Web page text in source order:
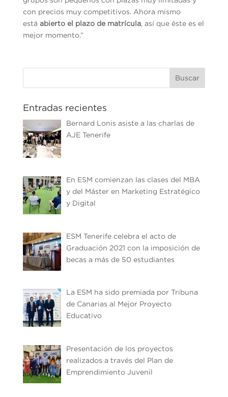
con precios muy competitivos. Ahora mismo
está abierto el plazo de matrícula, así que éste es el
mejor momento.”
Entradas recientes
Bernard Lonis asiste a las charlas de
AJE Tenerife
En ESM comienzan las clases del MBA
y del Máster en Marketing Estratégico
y Digital
ESM Tenerife celebra el acto de
Graduación 2021 con la imposición de
becas a más de 50 estudiantes
La ESM ha sido premiada por Tribuna
de Canarias al Mejor Proyecto
Educativo
Presentación de los proyectos
realizados a través del Plan de
Emprendimiento Juvenil